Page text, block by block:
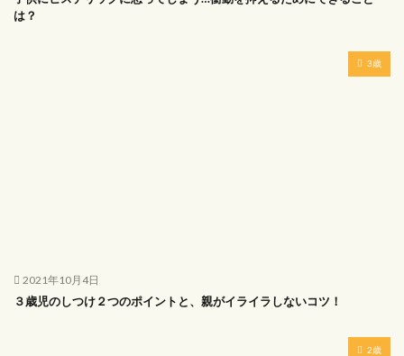
は？
3歳
2021年10月4日
３歳児のしつけ２つのポイントと、親がイライラしないコツ！
2歳